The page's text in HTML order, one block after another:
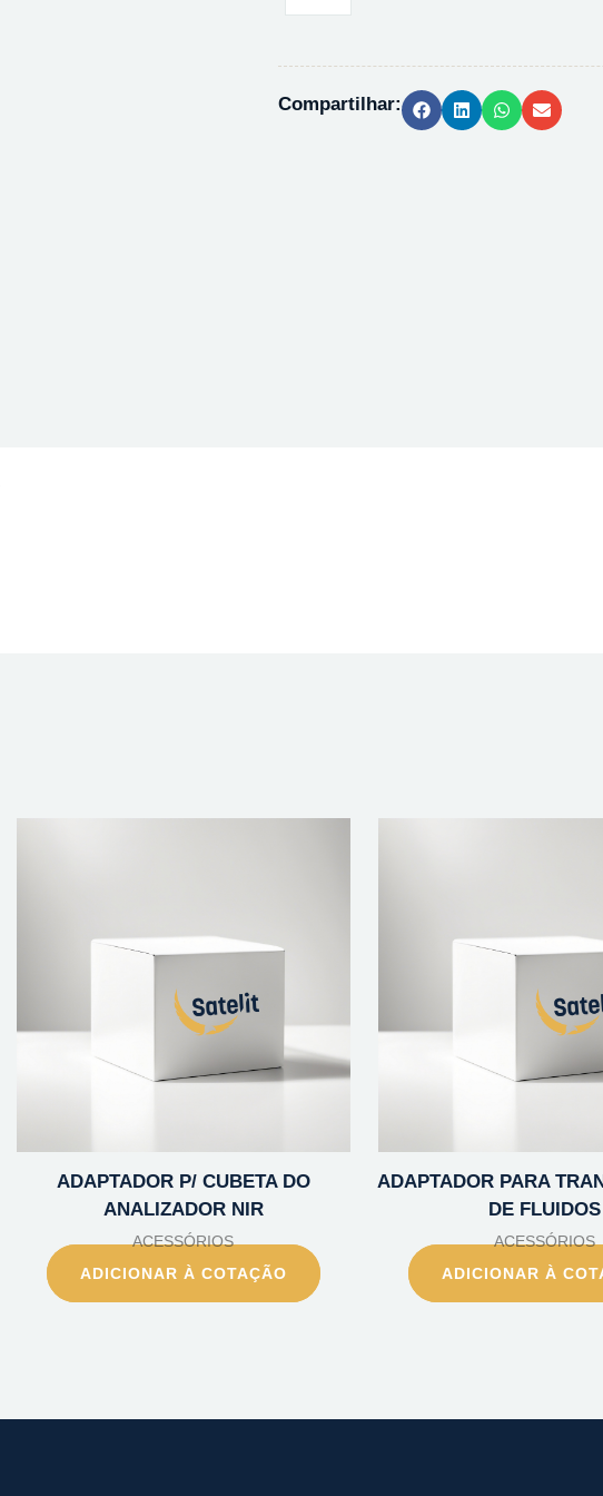
INSUFLADORA
BURETA
BOE110
Compartilhar:
ADAPTADOR P/ CUBETA DO
ANALIZADOR NIR
ACESSÓRIOS
ADICIONAR À COTAÇÃO
ADAPTADOR PARA
DE FLUIDOS
ACESSÓRIOS
ADICIONAR À